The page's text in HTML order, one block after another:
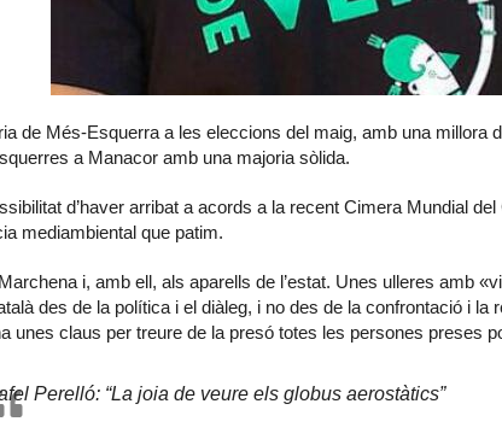
de Més-Esquerra a les eleccions del maig, amb una millora
a Manacor amb una majoria sòlida.
d’haver arribat a acords a la recent Cimera Mundial
mediambiental que patim.
i, amb ell, als aparells de l’estat. Unes ulleres amb
des de la política i el diàleg, i no des de la confrontació i la
unes claus per treure de la presó totes les persones preses
Perelló: “La joia de veure els globus aerostàtics”